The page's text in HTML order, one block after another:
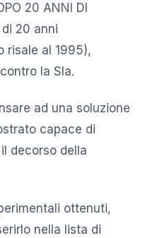
20 ANNI DI
di 20 anni
risale al 1995),
la Sla.
ad una soluzione
capace di
decorso della
ottenuti,
nella lista di